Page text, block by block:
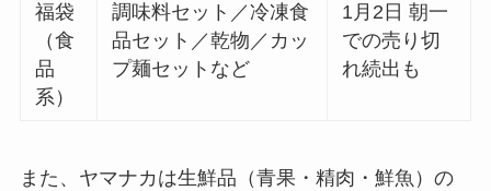
福袋
（食
品
系）
調味料セット／冷凍食
品セット／乾物／カッ
プ麺セットなど
1月2日 朝一
での売り切
れ続出も
また、ヤマナカは生鮮品（青果・精肉・鮮魚）の